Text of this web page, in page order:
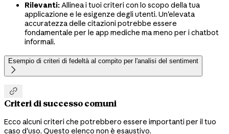
Rilevanti:Allinea i tuoi criteri con lo scopo della tua
applicazione e le esigenze degli utenti. Un'elevata
accuratezza delle citazioni potrebbe essere
fondamentale per le app mediche ma meno per i chatbot
informali.
Esempio di criteri di fedeltà al compito per l'analisi del sentiment


Criteri di successo comuni
Ecco alcuni criteri che potrebbero essere importanti per il tuo
caso d'uso. Questo elenco non è esaustivo.